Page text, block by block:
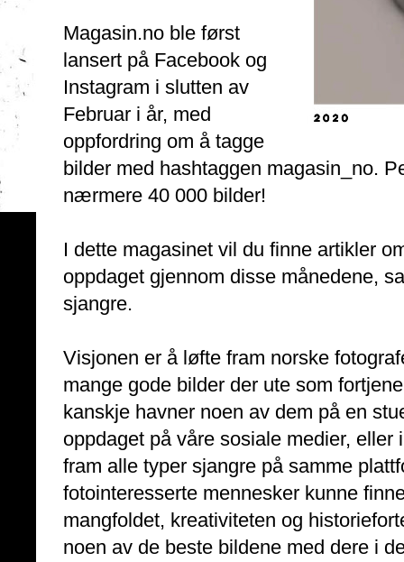
Magasin.no ble først
lansert på Facebook og
Instagram i slutten av
Februar i år, med
oppfordring om å tagge
bilder med hashtaggen magasin_no.
nærmere 40 000 bilder!
I dette magasinet vil du finne artikler
oppdaget gjennom disse månedene,
sjangre.
Visjonen er å løfte fram norske
mange gode bilder der ute som
kanskje havner noen av dem på en
oppdaget på våre sosiale medier,
fram alle typer sjangre på samme
fotointeresserte mennesker kunne
mangfoldet, kreativiteten og
noen av de beste bildene med dere i